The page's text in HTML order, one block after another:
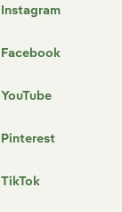
Instagram
Facebook
YouTube
Pinterest
TikTok